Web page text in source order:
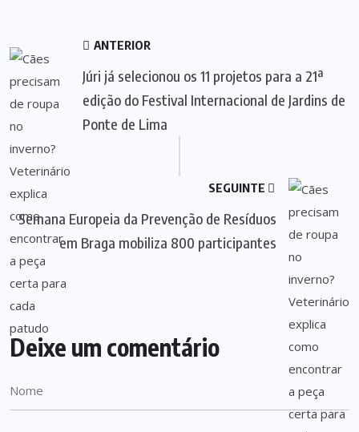
ANTERIOR
Júri já selecionou os 11 projetos para a 21ª
edição do Festival Internacional de Jardins de
Ponte de Lima
SEGUINTE
Semana Europeia da Prevenção de Resíduos
em Braga mobiliza 800 participantes
Deixe um comentário